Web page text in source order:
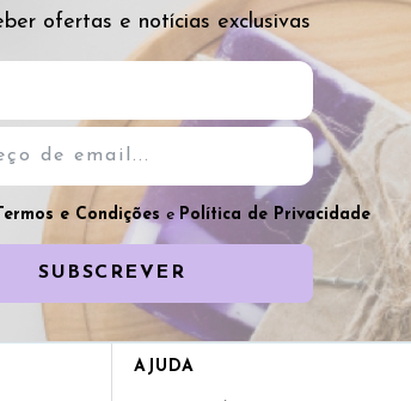
ofertas e notícias exclusivas
e CondiçõesePolítica de Privacidade
SUBSCREVER
AJUDA